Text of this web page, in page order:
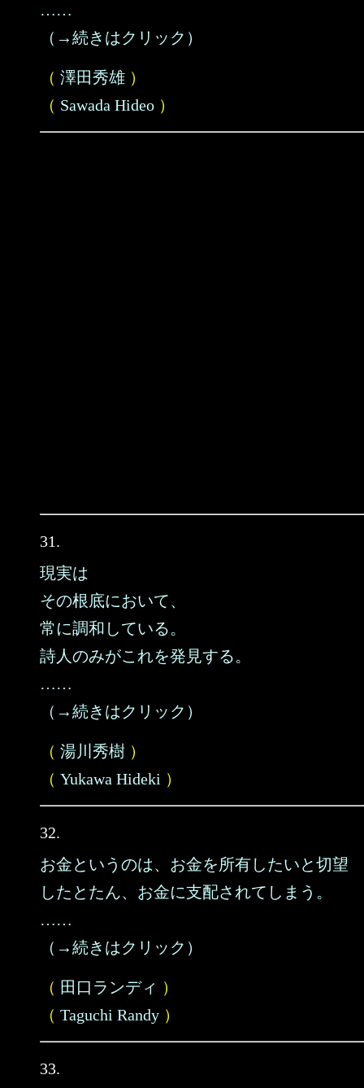
……
（→続きはクリック）
（ 澤田秀雄 ）
（ Sawada Hideo ）
31.
現実は
その根底において、
常に調和している。
詩人のみがこれを発見する。
……
（→続きはクリック）
（ 湯川秀樹 ）
（ Yukawa Hideki ）
32.
お金というのは、お金を所有したいと切望
したとたん、お金に支配されてしまう。
……
（→続きはクリック）
（ 田口ランディ ）
（ Taguchi Randy ）
33.